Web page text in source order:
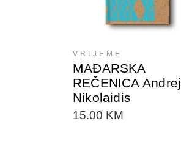
VRIJEME
MAĐARSKA
REČENICA Andrej
Nikolaidis
15.00 KM